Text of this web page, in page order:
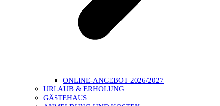
ONLINE-ANGEBOT 2026/2027
URLAUB & ERHOLUNG
GÄSTEHAUS